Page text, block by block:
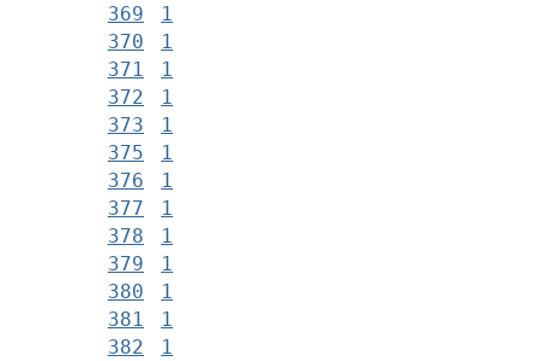
369
1
370
1
371
1
372
1
373
1
375
1
376
1
377
1
378
1
379
1
380
1
381
1
382
1